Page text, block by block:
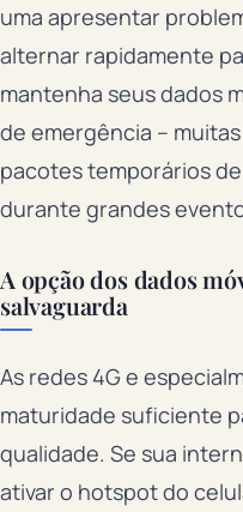
uma apresentar
alternar rapidamente
mantenha seus dados
de emergência –
pacotes temporários
durante grandes
A opção dos dados
salvaguarda
As redes 4G e
maturidade suficiente
qualidade. Se sua
ativar o hotspot do